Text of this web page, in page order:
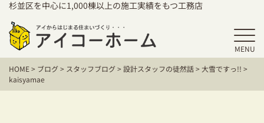
杉並区を中心に1,000棟以上の施工実績をもつ工務店
MENU
HOME
HOME> ブログ> スタッフブログ>設計スタッフの徒然話>大雪ですっ!! >
kaisyamae